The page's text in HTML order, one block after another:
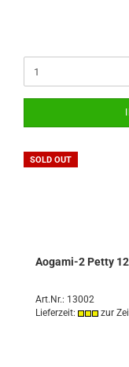
SOLD OUT
Aogami-2 Petty
Art.Nr.: 13002
Lieferzeit:
zur